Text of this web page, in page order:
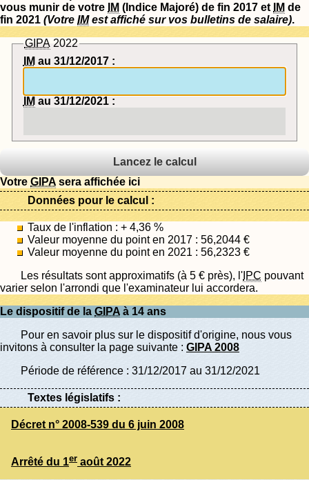
vous munir de votre
IM (Indice Majoré) de fin 2017 et IM de
fin 2021 (Votre IMest affiché sur vos bulletins de salaire).
GIPA2022
IM au 31/12/2017 :
IM au 31/12/2021 :
Votre GIPA sera affichée ici
Données pour le calcul :
Taux de l'inflation : + 4,36 %
Valeur moyenne du point en 2017 : 56,2044 €
Valeur moyenne du point en 2021 : 56,2323 €
Les résultats sont approximatifs (à 5 € près), l' IPC pouvant
varier selon l'arrondi que l'examinateur lui accordera.
Le dispositif de la GIPA à 14 ans
Pour en savoir plus sur le dispositif d'origine, nous vous
invitons à consulter la page suivante : GIPA 2008
Période de référence : 31/12/2017 au 31/12/2021
Textes législatifs :
Décret n° 2008-539 du 6 juin 2008
Arrêté du 1er août 2022